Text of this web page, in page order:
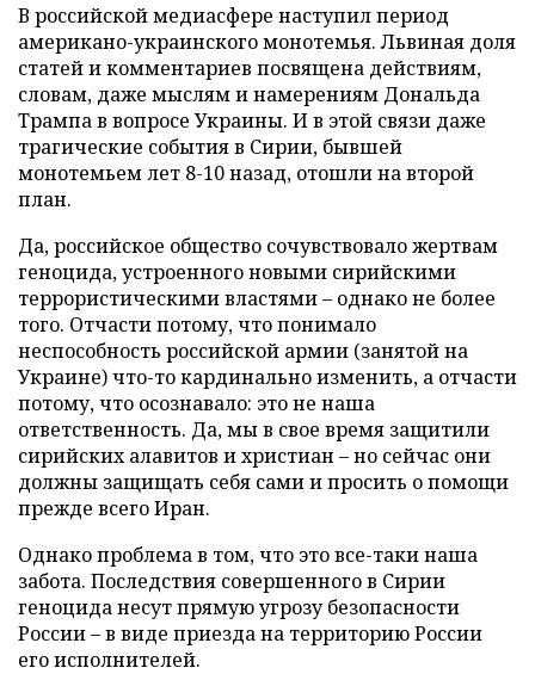
В российской медиасфере наступил период
американо-украинского монотемья. Львиная доля
статей и комментариев посвящена действиям,
словам, даже мыслям и намерениям Дональда
Трампа в вопросе Украины. И в этой связи даже
трагические события в Сирии, бывшей
монотемьем лет 8-10 назад, отошли на второй
план.
Да, российское общество сочувствовало жертвам
геноцида, устроенного новыми сирийскими
террористическими властями – однако не более
того. Отчасти потому, что понимало
неспособность российской армии (занятой на
Украине) что-то кардинально изменить, а отчасти
потому, что осознавало: это не наша
ответственность. Да, мы в свое время защитили
сирийских алавитов и христиан – но сейчас они
должны защищать себя сами и просить о помощи
прежде всего Иран.
Однако проблема в том, что это все-таки наша
забота. Последствия совершенного в Сирии
геноцида несут прямую угрозу безопасности
России – в виде приезда на территорию России
его исполнителей.